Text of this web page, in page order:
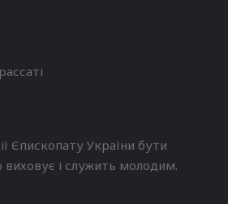
Єпископату України бути
і служить молодим.